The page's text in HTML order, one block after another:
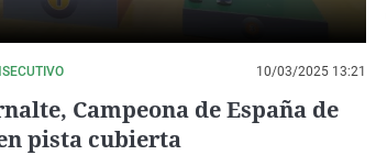
10/03/2025 13:21
Campeona de España de
pista cubierta